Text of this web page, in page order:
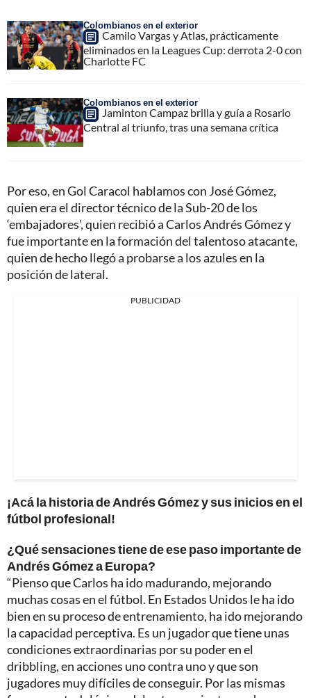
Colombianos en el exterior
Camilo Vargas y Atlas, prácticamente
eliminados en la Leagues Cup: derrota 2-0 con
Charlotte FC
Colombianos en el exterior
Jaminton Campaz brilla y guía a Rosario
Central al triunfo, tras una semana crítica
Por eso, en Gol Caracol hablamos con José Gómez,
quien era el director técnico de la Sub-20 de los
‘embajadores’, quien recibió a Carlos Andrés Gómez y
fue importante en la formación del talentoso atacante,
quien de hecho llegó a probarse a los azules en la
posición de lateral.
PUBLICIDAD
¡Acá la historia de Andrés Gómez y sus inicios en el
fútbol profesional!
¿Qué sensaciones tiene de ese paso importante de
Andrés Gómez a Europa?
“Pienso que Carlos ha ido madurando, mejorando
muchas cosas en el fútbol. En Estados Unidos le ha ido
bien en su proceso de entrenamiento, ha ido mejorando
la capacidad perceptiva. Es un jugador que tiene unas
condiciones extraordinarias por su poder en el
dribbling, en acciones uno contra uno y que son
jugadores muy difíciles de conseguir. Por las mismas